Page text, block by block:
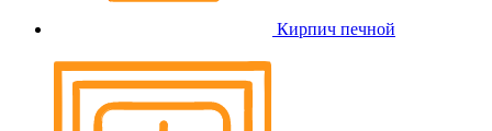
Кирпич печной